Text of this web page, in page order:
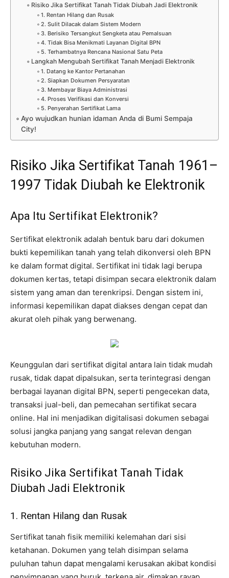
Risiko Jika Sertifikat Tanah Tidak Diubah Jadi Elektronik
1. Rentan Hilang dan Rusak
2. Sulit Dilacak dalam Sistem Modern
3. Berisiko Tersangkut Sengketa atau Pemalsuan
4. Tidak Bisa Menikmati Layanan Digital BPN
5. Terhambatnya Rencana Nasional Satu Peta
Langkah Mengubah Sertifikat Tanah Menjadi Elektronik
1. Datang ke Kantor Pertanahan
2. Siapkan Dokumen Persyaratan
3. Membayar Biaya Administrasi
4. Proses Verifikasi dan Konversi
5. Penyerahan Sertifikat Lama
Ayo wujudkan hunian idaman Anda di Bumi Sempaja
City!
Risiko Jika Sertifikat Tanah 1961–
1997 Tidak Diubah ke Elektronik
Apa Itu Sertifikat Elektronik?
Sertifikat elektronik adalah bentuk baru dari dokumen
bukti kepemilikan tanah yang telah dikonversi oleh BPN
ke dalam format digital. Sertifikat ini tidak lagi berupa
dokumen kertas, tetapi disimpan secara elektronik dalam
sistem yang aman dan terenkripsi. Dengan sistem ini,
informasi kepemilikan dapat diakses dengan cepat dan
akurat oleh pihak yang berwenang.
Keunggulan dari sertifikat digital antara lain tidak mudah
rusak, tidak dapat dipalsukan, serta terintegrasi dengan
berbagai layanan digital BPN, seperti pengecekan data,
transaksi jual-beli, dan pemecahan sertifikat secara
online. Hal ini menjadikan digitalisasi dokumen sebagai
solusi jangka panjang yang sangat relevan dengan
kebutuhan modern.
Risiko Jika Sertifikat Tanah Tidak
Diubah Jadi Elektronik
1. Rentan Hilang dan Rusak
Sertifikat tanah fisik memiliki kelemahan dari sisi
ketahanan. Dokumen yang telah disimpan selama
puluhan tahun dapat mengalami kerusakan akibat kondisi